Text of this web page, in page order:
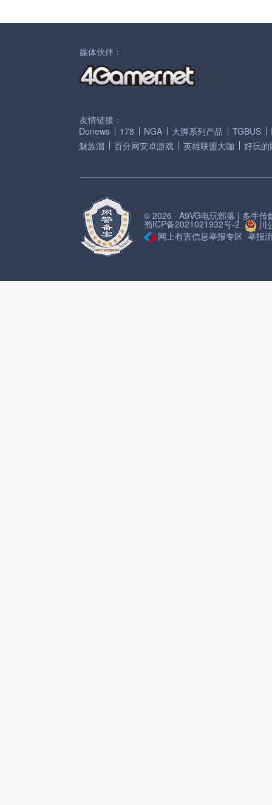
媒体伙伴：
友情链接：
Donews
178 NGA 大脚系列产品 TGBUS
魅族溜
百分网安卓游戏 英雄联盟大咖 好玩的
© 2026 · A9VG电玩部落 | 多牛传
蜀ICP备2021021932号-2
川
网上有害信息举报专区 举报